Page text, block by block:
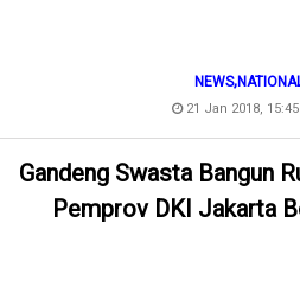
NEWS,
21 Jan 2018, 15:45
Gandeng Swasta Bangun
Pemprov DKI Jakarta